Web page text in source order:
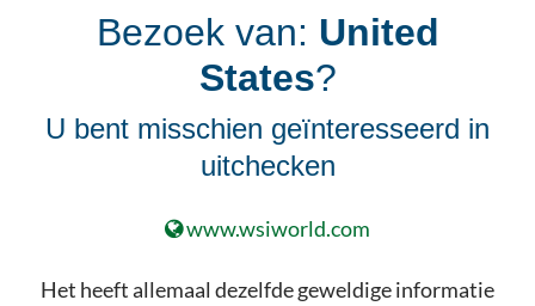
bijdragen aan jouw doelen en visie
ONTDEK ONZE VOLLEDIGE SET
AAN DIGITAL MARKETING
SERVICES
Bezoek van: United
States?
U bent misschien geïnteresseerd in
uitchecken
www.wsiworld.com
Het heeft allemaal dezelfde geweldige informatie